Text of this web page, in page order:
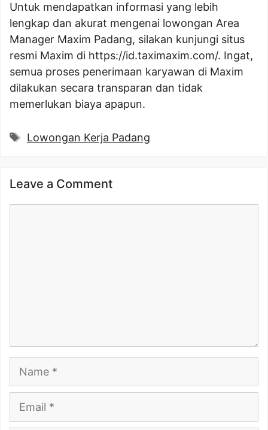
Untuk mendapatkan informasi yang lebih
lengkap dan akurat mengenai lowongan Area
Manager Maxim Padang, silakan kunjungi situs
resmi Maxim di https://id.taximaxim.com/. Ingat,
semua proses penerimaan karyawan di Maxim
dilakukan secara transparan dan tidak
memerlukan biaya apapun.
Tags
Lowongan Kerja Padang
Leave a Comment